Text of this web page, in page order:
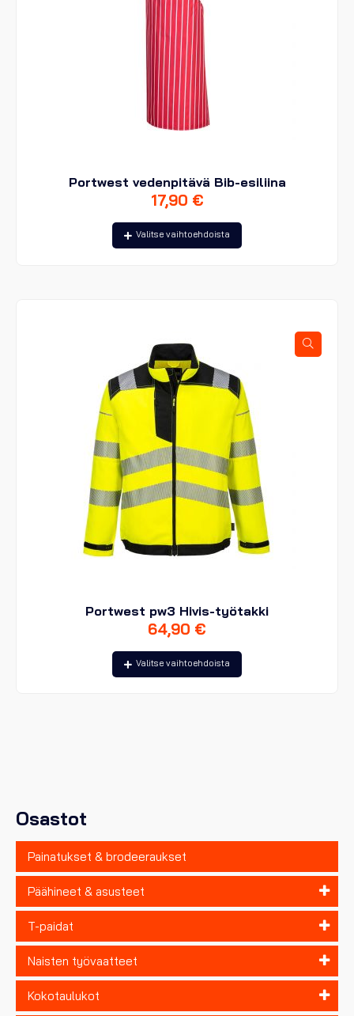
Osastot
Painatukset & brodeeraukset
Päähineet & asusteet
T-paidat
Naisten työvaatteet
Kokotaulukot
Portwest vedenpitävä Bib-esiliina
17,90 €
Valitse vaihtoehdoista
Tällä
tuotteella
sivulla.
Portwest pw3 Hivis-työtakki
64,90 €
Valitse vaihtoehdoista
Tällä
tuotteella